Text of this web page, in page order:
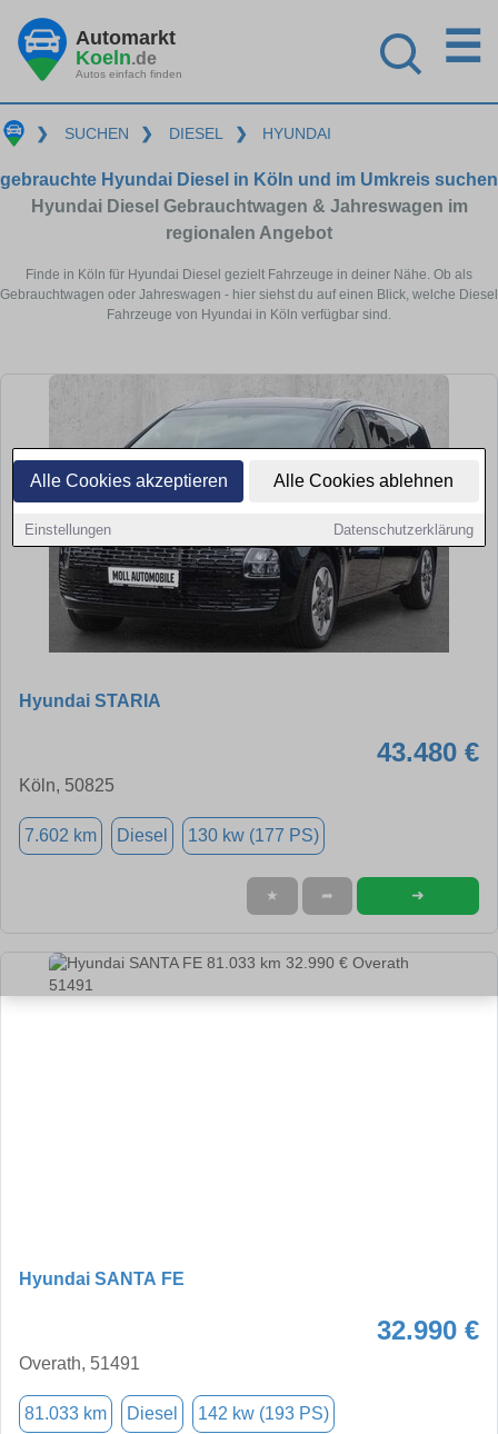
Alle Cookies akzeptieren Alle Cookies ablehnen
Einstellungen Datenschutzerklärung
Automarkt
Koeln.de
Autos einfach finden
☰
❯ SUCHEN ❯ DIESEL ❯ HYUNDAI
gebrauchte Hyundai Diesel in Köln und im Umkreis suchen
Hyundai Diesel Gebrauchtwagen & Jahreswagen im
regionalen Angebot
Finde in Köln für Hyundai Diesel gezielt Fahrzeuge in deiner Nähe. Ob als
Gebrauchtwagen oder Jahreswagen - hier siehst du auf einen Blick, welche Diesel
Fahrzeuge von Hyundai in Köln verfügbar sind.
Hyundai STARIA
43.480 €
Köln, 50825
7.602 km Diesel 130 kw (177 PS)
★ ➦ ➜
Hyundai SANTA FE
32.990 €
Overath, 51491
81.033 km Diesel 142 kw (193 PS)